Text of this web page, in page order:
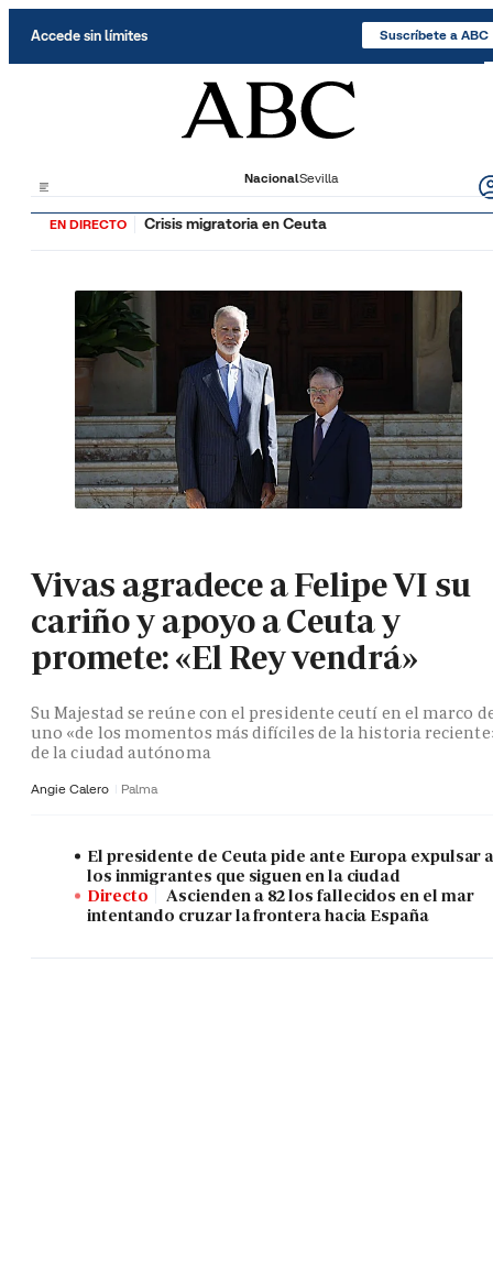
Accede sin límites Suscríbete a ABC
NacionalSevilla
EN DIRECTO Crisis migratoria en Ceuta
Vivas agradece a Felipe VI su
cariño y apoyo a Ceuta y
promete: «El Rey vendrá»
Su Majestad se reúne con el presidente ceutí en el marco
uno «de los momentos más difíciles de la historia
de la ciudad autónoma
Angie Calero Palma
El presidente de Ceuta pide ante Europa expulsar
los inmigrantes que siguen en la ciudad
Directo
Ascienden a 82 los fallecidos en el mar
intentando cruzar la frontera hacia España